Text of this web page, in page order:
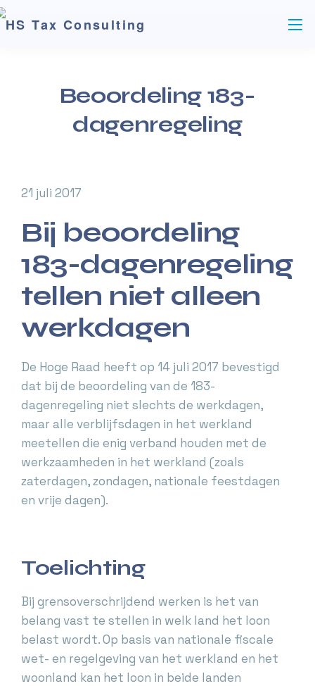
Beoordeling 183-
dagenregeling
21 juli 2017
Bij beoordeling
183-dagenregeling
tellen niet alleen
werkdagen
De Hoge Raad heeft op 14 juli 2017 bevestigd
dat bij de beoordeling van de 183-
dagenregeling niet slechts de werkdagen,
maar alle verblijfsdagen in het werkland
meetellen die enig verband houden met de
werkzaamheden in het werkland (zoals
zaterdagen, zondagen, nationale feestdagen
en vrije dagen).
Toelichting
Bij grensoverschrijdend werken is het van
belang vast te stellen in welk land het loon
belast wordt. Op basis van nationale fiscale
wet- en regelgeving van het werkland en het
woonland kan het loon in beide landen